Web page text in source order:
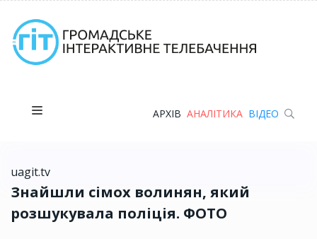
АРХІВ АНАЛІТИКА ВІДЕО
uagit.tv
Знайшли сімох волинян, який
розшукувала поліція. ФОТО